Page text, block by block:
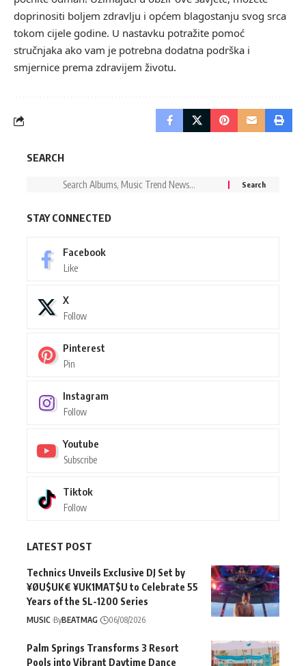
doprinositi boljem zdravlju i općem blagostanju svog srca
tokom cijele godine. U nastavku potražite pomoć
stručnjaka ako vam je potrebna dodatna podrška i
smjernice prema zdravijem životu.
SEARCH
STAY CONNECTED
Facebook
Like
X
Follow
Pinterest
Pin
Instagram
Follow
Youtube
Subscribe
Tiktok
Follow
LATEST POST
Technics Unveils Exclusive DJ Set by
¥ØU$UK€ ¥UK1MAT$U to Celebrate 55
Years of the SL-1200 Series
MUSIC ByBEATMAG 06/08/2026
Palm Springs Transforms 3 Resort
Pools into Vibrant Daytime Dance